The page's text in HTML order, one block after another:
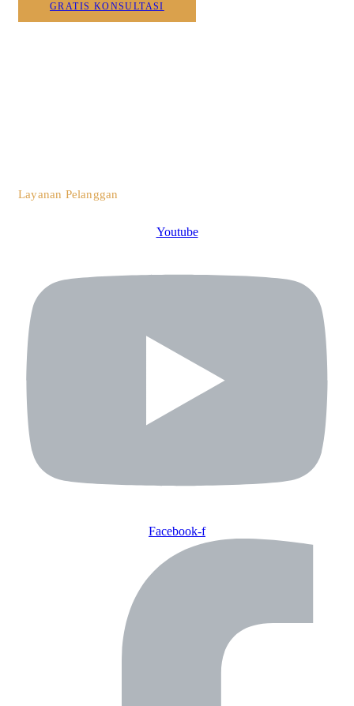
GRATIS KONSULTASI
Layanan Pelanggan
Youtube
Facebook-f